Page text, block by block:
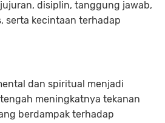
disiplin, tanggung jawab,
serta kecintaan terhadap
dan spiritual menjadi
meningkatnya tekanan
berdampak terhadap